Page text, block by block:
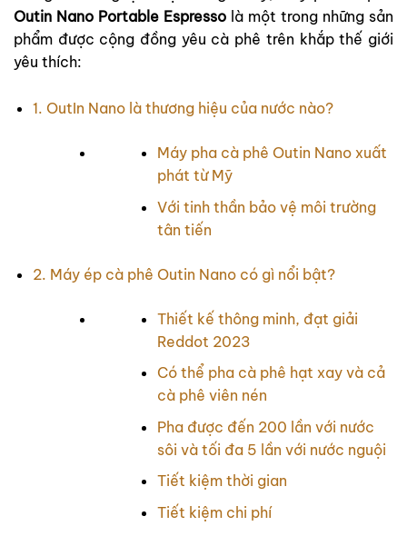
Outin Nano Portable Espresso là một trong những sản
phẩm được cộng đồng yêu cà phê trên khắp thế giới
yêu thích:
1. OutIn Nano là thương hiệu của nước nào?
Máy pha cà phê Outin Nano xuất
phát từ Mỹ
Với tinh thần bảo vệ môi trường
tân tiến
2. Máy ép cà phê Outin Nano có gì nổi bật?
Thiết kế thông minh, đạt giải
Reddot 2023
Có thể pha cà phê hạt xay và cả
cà phê viên nén
Pha được đến 200 lần với nước
sôi và tối đa 5 lần với nước nguội
Tiết kiệm thời gian
Tiết kiệm chi phí